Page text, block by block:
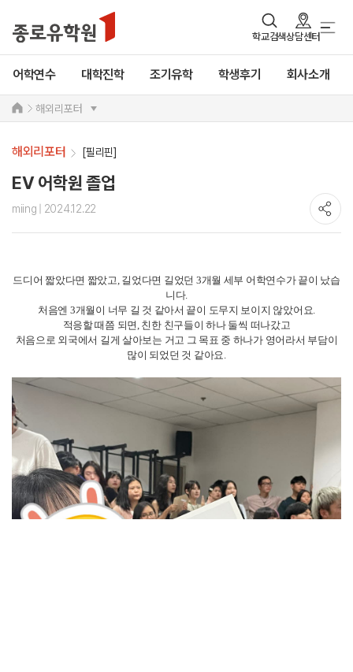
학교검색상담센터
어학연수 대학진학 조기유학 학생후기 회사소개
해외리포터
해외리포터 [필리핀]
EV 어학원 졸업
miing | 2024.12.22
드디어 짧았다면 짧았고, 길었다면 길었던 3개월 세부 어학연수가 끝이 났습
니다.
처음엔 3개월이 너무 길 것 같아서 끝이 도무지 보이지 않았어요.
적응할 때쯤 되면, 친한 친구들이 하나 둘씩 떠나갔고
처음으로 외국에서 길게 살아보는 거고 그 목표 중 하나가 영어라서 부담이
많이 되었던 것 같아요.
하지만 3개월이라는 시간은 빠르게 지나갔고 졸업이 다가오면 다가올 수록,
어학원 연장을 하고 싶은만큼 정이 정말 많이 들었던 것 같아요.
생각보다 벌레와 개미가 많았던 세부였지만 세부에서의 기억만큼은 이번년
도 중에서 가장 좋았던 기억이었고
평생 잊지못할 추억이 된 것 같아요.
외국인 친구들과 거리낌없이 친구가 될 수 있고 어디론가 같이 여행을 쉽게
떠날 수 있었던 건 세부라는 지역의 장점이었던 것 같아요
사실 친구들과의 추억이 너무 좋았어서 어학연수가 끝나고혼자 일본여행을